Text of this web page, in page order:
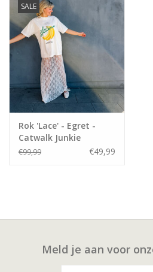
SALE
Rok 'Lace' - Egret -
Catwalk Junkie
€99,99 €49,99
Meld je aan voor